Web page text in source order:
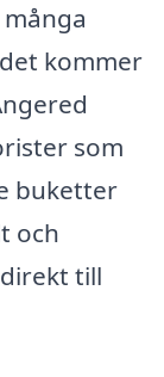
kommer
som
buketter
och
till